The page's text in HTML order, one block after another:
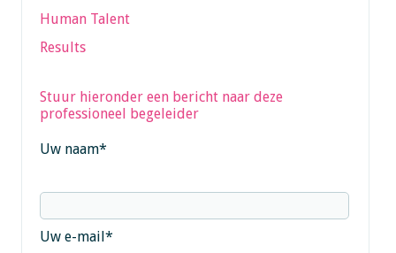
Human Talent
Results
Stuur hieronder een bericht naar deze
professioneel begeleider
Uw naam*
Uw e-mail*